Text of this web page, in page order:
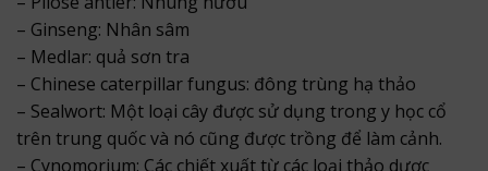
– Ginseng: Nhân sâm
– Medlar: quả sơn tra
– Chinese caterpillar fungus: đông trùng hạ thảo
– Sealwort: Một loại cây được sử dụng trong y học cổ
trên trung quốc và nó cũng được trồng để làm cảnh.
– Cynomorium: Các chiết xuất từ các loại thảo dược